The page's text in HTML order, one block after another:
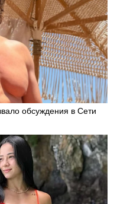
обсуждения в Сети